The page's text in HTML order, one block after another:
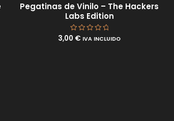
Pegatinas de Vinilo – The Hackers
Labs Edition
Valorado
3,00 € IVA INCLUIDO